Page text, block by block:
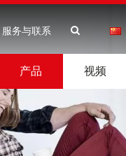
产品 视频
服务与联系